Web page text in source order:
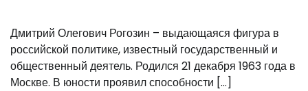
Дмитрий Олегович Рогозин – выдающаяся фигура в
российской политике, известный государственный и
общественный деятель. Родился 21 декабря 1963 года в
Москве. В юности проявил способности […]